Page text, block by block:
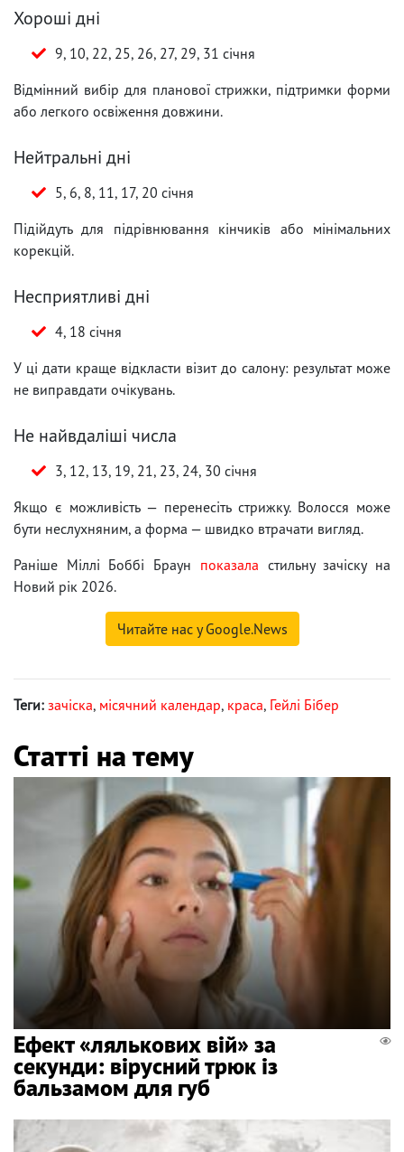
Хороші дні
9, 10, 22, 25, 26, 27, 29, 31 січня
Відмінний вибір для планової стрижки, підтримки форми
або легкого освіження довжини.
Нейтральні дні
5, 6, 8, 11, 17, 20 січня
Підійдуть для підрівнювання кінчиків або мінімальних
корекцій.
Несприятливі дні
4, 18 січня
У ці дати краще відкласти візит до салону: результат може
не виправдати очікувань.
Не найвдаліші числа
3, 12, 13, 19, 21, 23, 24, 30 січня
Якщо є можливість — перенесіть стрижку. Волосся може
бути неслухняним, а форма — швидко втрачати вигляд.
Раніше Міллі Боббі Браун показала стильну зачіску на
Новий рік 2026.
Читайте нас у Google.News
Теги: зачіска, місячний календар, краса, Гейлі Бібер
Статті на тему
Ефект «лялькових вій» за
секунди: вірусний трюк із
бальзамом для губ